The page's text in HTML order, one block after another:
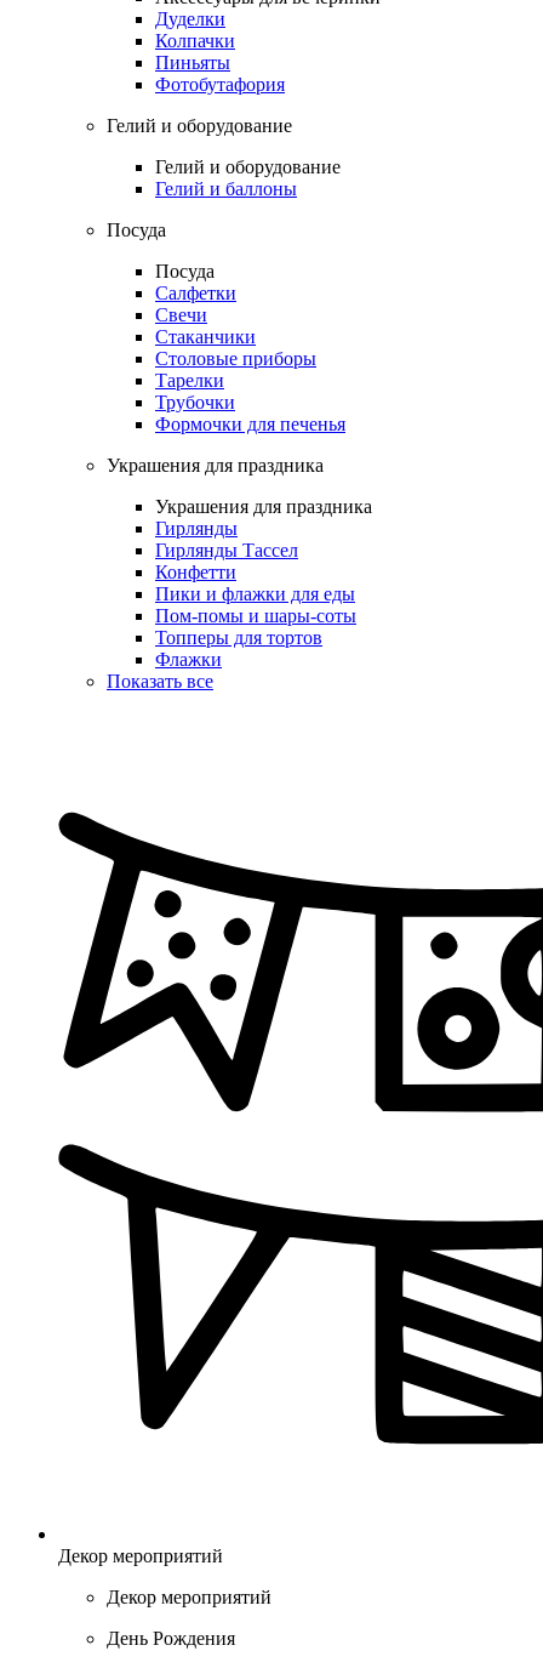
Дуделки
Колпачки
Пиньяты
Фотобутафория
Гелий и оборудование
Гелий и оборудование
Гелий и баллоны
Посуда
Посуда
Салфетки
Свечи
Стаканчики
Столовые приборы
Тарелки
Трубочки
Формочки для печенья
Украшения для праздника
Украшения для праздника
Гирлянды
Гирлянды Тассел
Конфетти
Пики и флажки для еды
Пом-помы и шары-соты
Топперы для тортов
Флажки
Показать все
Декор мероприятий
Декор мероприятий
День Рождения